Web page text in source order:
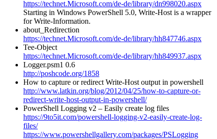
https://technet.Microsoft.com/de-de/library/dn998020.aspx
Starting in Windows PowerShell 5.0, Write-Host is a wrapper
for Write-Information.
about_Redirection
https://technet.Microsoft.com/de-de/library/hh847746.aspx
Tee-Object
https://technet.Microsoft.com/de-de/library/hh849937.aspx
Logger.psm1 0.6
http://poshcode.org/1858
How to capture or redirect Write-Host output in powershell
http://www.latkin.org/blog/2012/04/25/how-to-capture-or-
redirect-write-host-output-in-powershell/
PowerShell Logging v2 – Easily create log files
https://9to5it.com/powershell-logging-v2-easily-create-log-
files/
https://www.powershellgallery.com/packages/PSLogging